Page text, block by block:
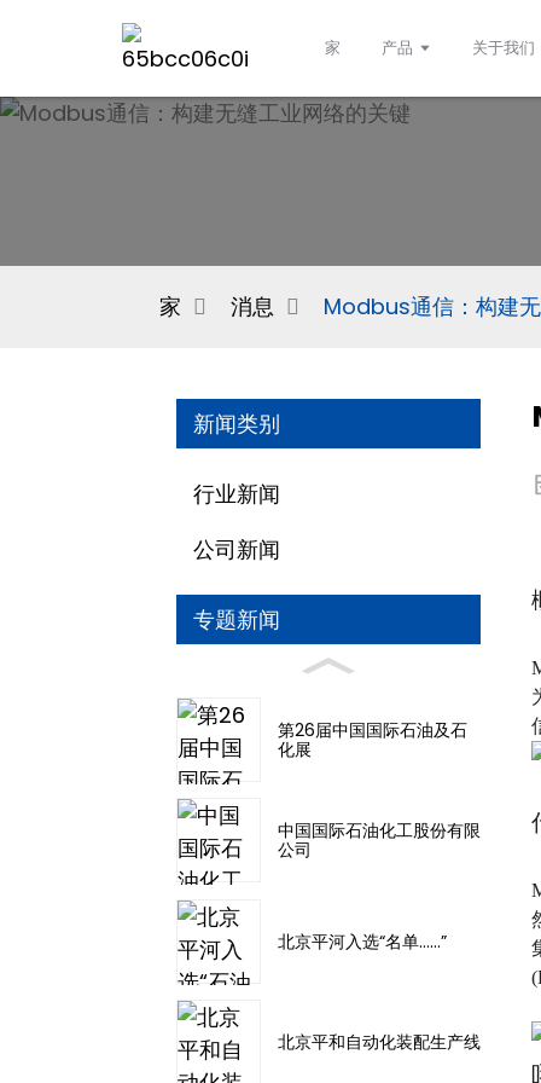
家 产品 关于我们
家 消息 Modbus通信：构建
新闻类别
行业新闻
公司新闻
专题新闻
第26届中国国际石油及石
化展
中国国际石油化工股份有限
公司
北京平河入选“名单……”
北京平和自动化装配生产线